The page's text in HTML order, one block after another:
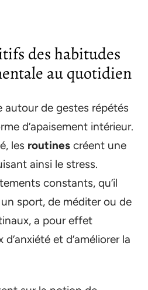
des habitudes
au quotidien
autour de gestes répétés
d’apaisement intérieur.
les routines créent une
ainsi le stress.
constants, qu’il
un sport, de méditer ou de
a pour effet
d’anxiété et d’améliorer la